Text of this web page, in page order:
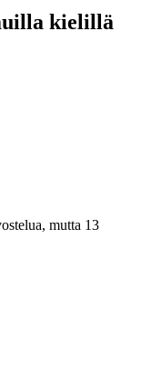
kielillä
mutta 13